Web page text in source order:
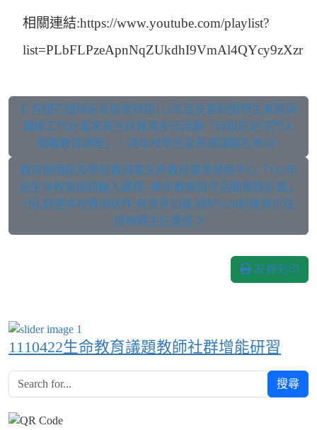
相關連結:https://www.youtube.com/playlist?
list=PLbFLPzeApnNqZUkdhI9VmAl4QYcy9zXzr
有關花蓮縣家長協會辦理112年度友善校園學生事務與
輔導工作計畫家長生命教育多元活動「自殺防治守門人
親職教育講座」，請本校學生家長踴躍報名參加~
教育部國民及學前教育署生命教育專業發展中心「112年
度生命教育議題融入課程─縣市教案徵件活動實施計畫」
1份,歡迎本校教師送件,有意參加者,請於5/26前將資訊逕
送輔導主任彙整
友善列印
1110422生命教育議題教師社群增能研習
搜尋